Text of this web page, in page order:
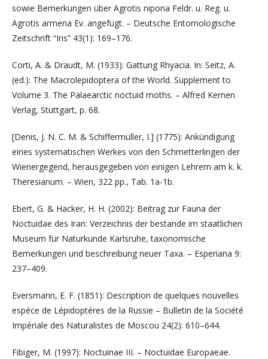
sowie Bemerkungen über Agrotis nipona Feldr. u. Reg. u.
Agrotis armena Ev. angefügt. – Deutsche Entomologische
Zeitschrift “Iris” 43(1): 169–176.
Corti, A. & Draudt, M. (1933): Gattung Rhyacia. In: Seitz, A.
(ed.): The Macrolepidoptera of the World. Supplement to
Volume 3. The Palaearctic noctuid moths. – Alfred Kernen
Verlag, Stuttgart, p. 68.
[Denis, J. N. C. M. & Schiffermüller, I.] (1775): Ankündigung
eines systematischen Werkes von den Schmetterlingen der
Wienergegend, herausgegeben von einigen Lehrern am k. k.
Theresianum. – Wien, 322 pp., Tab. 1a-1b.
Ebert, G. & Hacker, H. H. (2002): Beitrag zur Fauna der
Noctuidae des Iran: Verzeichnis der bestande im staatlichen
Museum für Naturkunde Karlsruhe, taxonomische
Bemerkungen und beschreibung neuer Taxa. – Esperiana 9:
237–409.
Eversmann, E. F. (1851): Description de quelques nouvelles
espéce de Lépidoptéres de la Russie – Bulletin de la Société
Impériale des Naturalistes de Moscou 24(2): 610–644.
Fibiger, M. (1997): Noctuinae III. – Noctuidae Europaeae.